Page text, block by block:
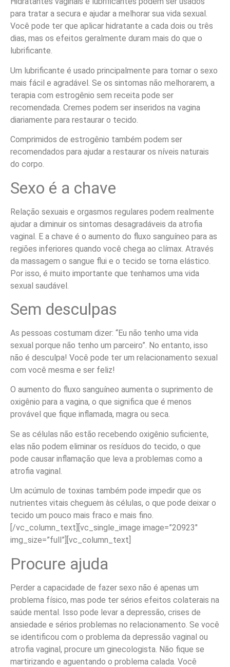
para tratar a secura e ajudar a melhorar sua vida sexual.
Você pode ter que aplicar hidratante a cada dois ou três
dias, mas os efeitos geralmente duram mais do que o
lubrificante.
Um lubrificante é usado principalmente para tornar o sexo
mais fácil e agradável. Se os sintomas não melhorarem, a
terapia com estrogênio sem receita pode ser
recomendada. Cremes podem ser inseridos na vagina
diariamente para restaurar o tecido.
Comprimidos de estrogênio também podem ser
recomendados para ajudar a restaurar os níveis naturais
do corpo.
Sexo é a chave
Relação sexuais e orgasmos regulares podem realmente
ajudar a diminuir os sintomas desagradáveis da atrofia
vaginal. E a chave é o aumento do fluxo sanguíneo para as
regiões inferiores quando você chega ao clímax. Através
da massagem o sangue flui e o tecido se torna elástico.
Por isso, é muito importante que tenhamos uma vida
sexual saudável.
Sem desculpas
As pessoas costumam dizer: “Eu não tenho uma vida
sexual porque não tenho um parceiro”. No entanto, isso
não é desculpa! Você pode ter um relacionamento sexual
com você mesma e ser feliz!
O aumento do fluxo sanguíneo aumenta o suprimento de
oxigênio para a vagina, o que significa que é menos
provável que fique inflamada, magra ou seca.
Se as células não estão recebendo oxigênio suficiente,
elas não podem eliminar os resíduos do tecido, o que
pode causar inflamação que leva a problemas como a
atrofia vaginal.
Um acúmulo de toxinas também pode impedir que os
nutrientes vitais cheguem às células, o que pode deixar o
tecido um pouco mais fraco e mais fino.
[/vc_column_text][vc_single_image image=”20923″
img_size=”full”][vc_column_text]
Procure ajuda
Perder a capacidade de fazer sexo não é apenas um
problema físico, mas pode ter sérios efeitos colaterais na
saúde mental. Isso pode levar a depressão, crises de
ansiedade e sérios problemas no relacionamento. Se você
se identificou com o problema da depressão vaginal ou
atrofia vaginal, procure um ginecologista. Não fique se
martirizando e aguentando o problema calada. Você